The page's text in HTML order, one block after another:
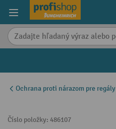
content
Ochrana proti nárazom pre regály
Číslo položky: 486107